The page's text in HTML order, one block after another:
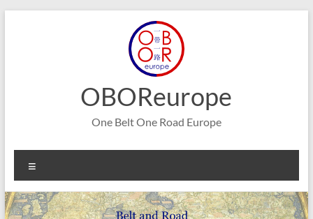
OBOReurope
One Belt One Road Europe